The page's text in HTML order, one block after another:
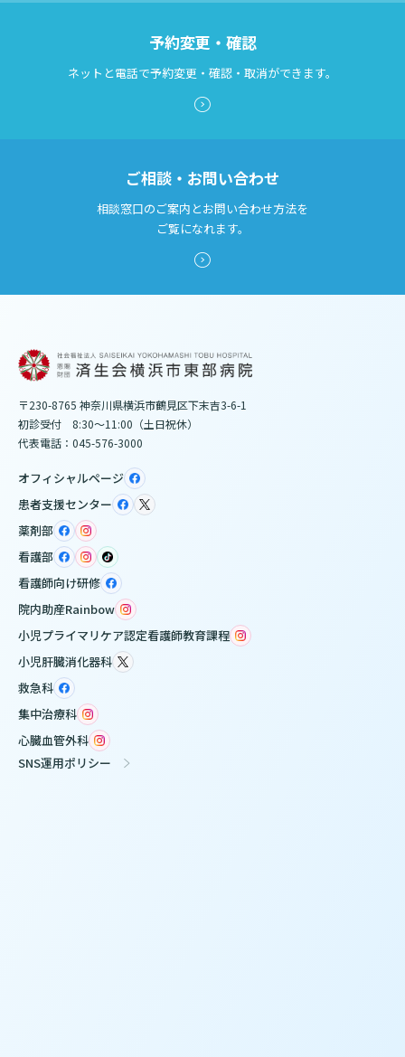
予約変更・確認
ネットと電話で予約変更・確認・取消ができます。
ご相談・お問い合わせ
相談窓口のご案内とお問い合わせ方法を
ご覧になれます。
〒230-8765 神奈川県横浜市鶴見区下末吉3-6-1
初診受付 8:30～11:00（土日祝休）
代表電話：045-576-3000
オフィシャルページ
患者支援センター
薬剤部
看護部
看護師向け研修
院内助産Rainbow
小児プライマリケア認定看護師教育課程
小児肝臓消化器科
救急科
集中治療科
心臓血管外科
SNS運用ポリシー